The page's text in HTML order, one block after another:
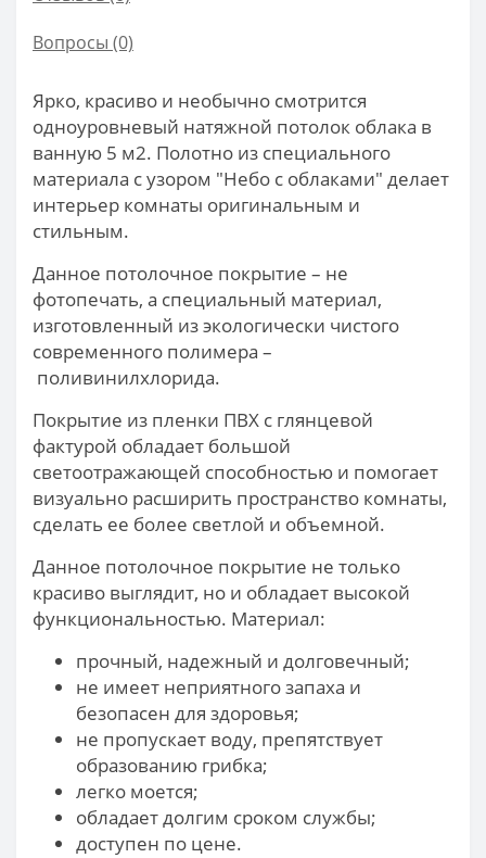
Вопросы (0)
Ярко, красиво и необычно смотрится
одноуровневый натяжной потолок облака в
ванную 5 м2. Полотно из специального
материала с узором "Небо с облаками" делает
интерьер комнаты оригинальным и
стильным.
Данное потолочное покрытие – не
фотопечать, а специальный материал,
изготовленный из экологически чистого
современного полимера –
поливинилхлорида.
Покрытие из пленки ПВХ с глянцевой
фактурой обладает большой
светоотражающей способностью и помогает
визуально расширить пространство комнаты,
сделать ее более светлой и объемной.
Данное потолочное покрытие не только
красиво выглядит, но и обладает высокой
функциональностью. Материал:
прочный, надежный и долговечный;
не имеет неприятного запаха и
безопасен для здоровья;
не пропускает воду, препятствует
образованию грибка;
легко моется;
обладает долгим сроком службы;
доступен по цене.